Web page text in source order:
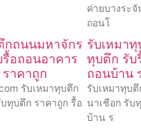
ค่ายบางระ
ถอนโ
กถนนมหาจักร
อถอนอาคาร
าคาถูก
รับเหมาทุบตึก
ทุบตึก ราคาถูก รื้อ
รับเหมา
ทุบตึก รับ
ถอนบ้าน
รับเหมาทุบ
นาเชือก รับ
บ้าน ร